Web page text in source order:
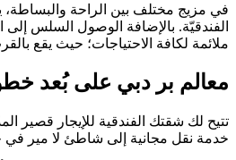
الفندقيّة. بالإضافة الوصول السلس
ملائمة لكافة الاحتياجات؛ حيث يقع
معالم بر دبي على بُعد
تتيح لك شقتك الفندقية للإيجار قصير
خدمة نقل مجانية إلى شاطئ لا مير